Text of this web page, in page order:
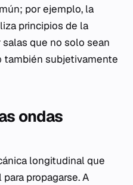
por ejemplo, la
principios de la
que no solo sean
también subjetivamente
ondas
longitudinal que
propagarse. A